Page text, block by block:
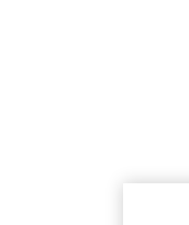
estrategias de